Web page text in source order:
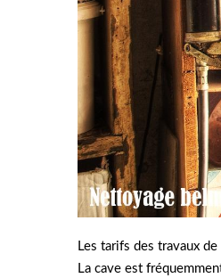
Les tarifs des travaux
La cave est